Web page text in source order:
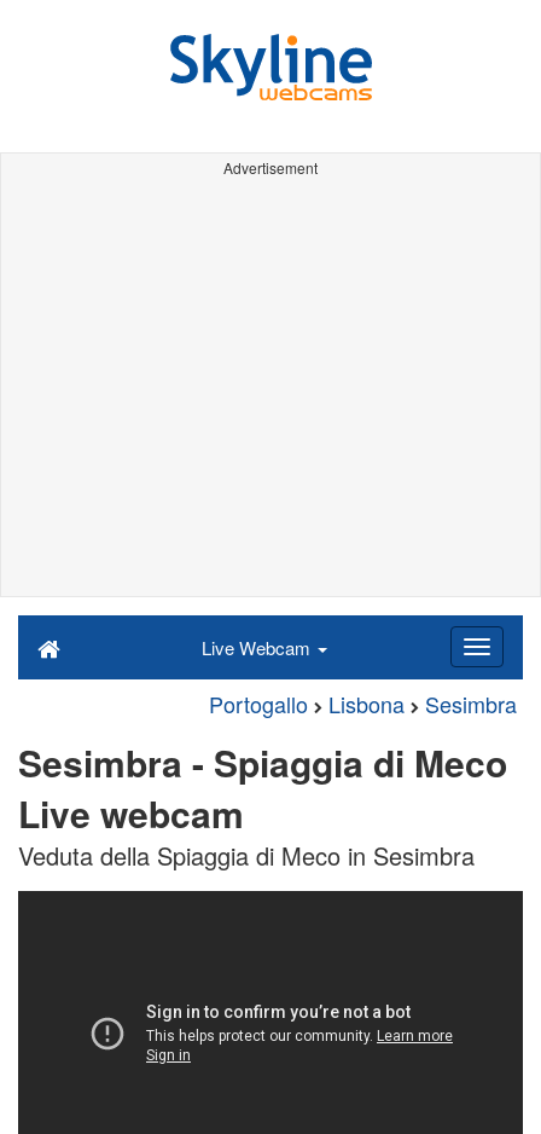
Advertisement
Live Webcam
Portogallo Lisbona Sesimbra
Sesimbra - Spiaggia di Meco
Live webcam
Veduta della Spiaggia di Meco in Sesimbra